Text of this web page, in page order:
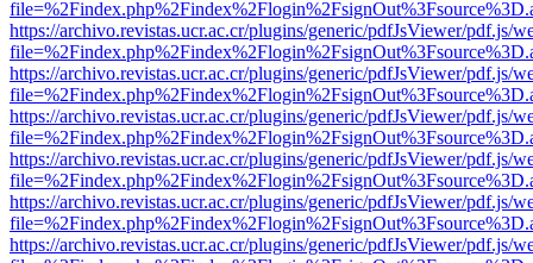
https://archivo.revistas.ucr.ac.cr/plugins/generic/pdfJsViewer/pdf.js/
https://archivo.revistas.ucr.ac.cr/plugins/generic/pdfJsViewer/pdf.js/
https://archivo.revistas.ucr.ac.cr/plugins/generic/pdfJsViewer/pdf.js/
https://archivo.revistas.ucr.ac.cr/plugins/generic/pdfJsViewer/pdf.js/
https://archivo.revistas.ucr.ac.cr/plugins/generic/pdfJsViewer/pdf.js/
https://archivo.revistas.ucr.ac.cr/plugins/generic/pdfJsViewer/pdf.js/